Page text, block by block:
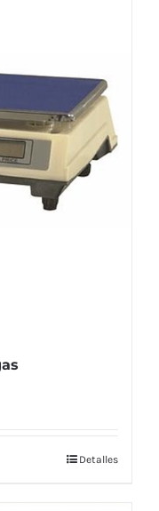
Detalles